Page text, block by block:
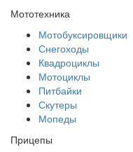
Мототехника
Мотобуксировщики
Снегоходы
Квадроциклы
Мотоциклы
Питбайки
Скутеры
Мопеды
Прицепы